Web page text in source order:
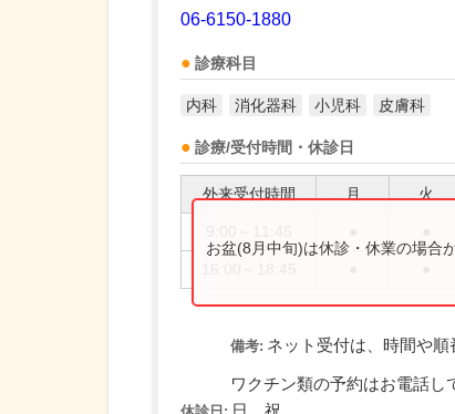
06-6150-1880
診療科目
内科 消化器科 小児科 皮膚科
診療/受付時間・休診日
外来受付時間 月 火
お盆(8月中旬)は休診・休業の場合
備考: ネット受付は、時間や順
ワクチン類の予約はお電話し